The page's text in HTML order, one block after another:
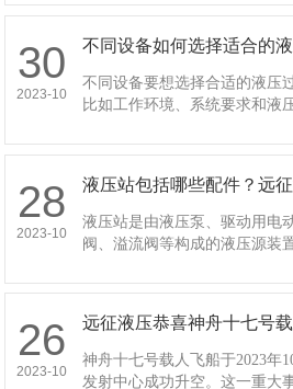
身体健康状况良好，神舟十六
30
2023-10
不同设备如何选择适合的
不同设备要想选择合适的液压
比如工作环境、系统要求和液
择液压过滤器的一些建议，希
28
2023-10
液压站包括哪些配件？远
液压站是由液压泵、驱动用电
阀、溢流阀等构成的液压源装
生产厂家远征液压就为大家详
26
2023-10
远征液压恭喜神舟十七号
神舟十七号载人飞船于2023年
发射中心成功升空。这一重大